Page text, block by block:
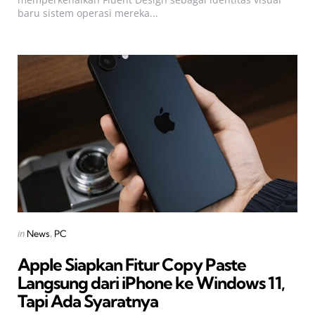
baru sistem operasi mereka...
Categories
Posted
in News PC
Apple Siapkan Fitur Copy Paste
Langsung dari iPhone ke Windows 11,
Tapi Ada Syaratnya